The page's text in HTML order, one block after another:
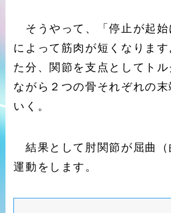
そうやって、「停止が起始
によって筋肉が短くなりま
た分、関節を支点としてトル
ながら２つの骨それぞれの
いく。
結果として肘関節が屈曲（
運動をします。